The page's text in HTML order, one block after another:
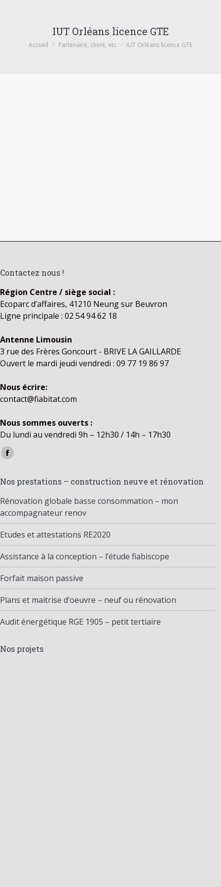
IUT Orléans licence GTE
Vous êtes ici :
Accueil Partenaire, client, etc IUT Orléans licence GTE
Contactez nous !
Région Centre / siège social :
Ecoparc d’affaires, 41210 Neung sur Beuvron
Ligne principale : 02 54 94 62 18
Antenne Limousin
3 rue des Frères Goncourt - BRIVE LA GAILLARDE
Ouvert le mardi jeudi vendredi : 09 77 19 86 97
Nous écrire:
contact@fiabitat.com
Nous sommes ouverts :
Du lundi au vendredi 9h – 12h30 / 14h – 17h30
Trouvez nous sur :
Facebook
opens
in
new
window
Nos prestations – construction neuve et rénovation
Rénovation globale basse consommation – mon
accompagnateur renov
Etudes et attestations RE2020
Assistance à la conception – l’étude fiabiscope
Forfait maison passive
Plans et maitrise d’oeuvre – neuf ou rénovation
Audit énergétique RGE 1905 – petit tertiaire
Nos projets